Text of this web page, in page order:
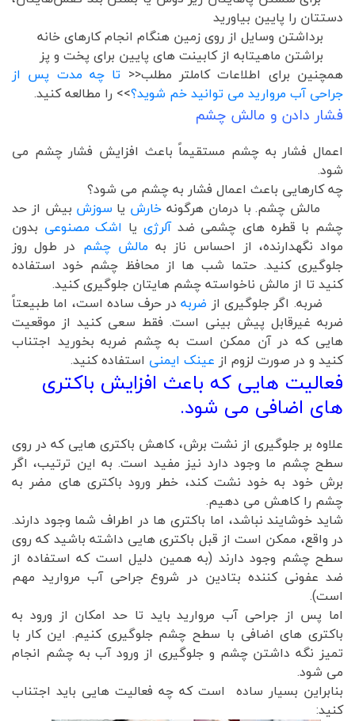
دستتان را پایین بیاورید
برداشتن وسایل از روی زمین هنگام انجام کارهای خانه
براشتن ماهیتابه از کابینت های پایین برای پخت و پز
همچنین برای اطلاعات کاملتر مطلب<< تا چه مدت پس از
جراحی آب مروارید می توانید خم شوید؟>> را مطالعه کنید.
فشار دادن و مالش چشم
اعمال فشار به چشم مستقیماً باعث افزایش فشار چشم می
شود.
چه کارهایی باعث اعمال فشار به چشم می شود؟
مالش چشم. با درمان هرگونه خارش یا سوزش بیش از حد
چشم با قطره های چشمی ضد آلرژی یا اشک مصنوعی بدون
مواد نگهدارنده، از احساس ناز به مالش چشم در طول روز
جلوگیری کنید. حتما شب ها از محافظ چشم خود استفاده
کنید تا از مالش ناخواسته چشم هایتان جلوگیری کنید.
ضربه. اگر جلوگیری از ضربهدر حرف ساده است، اما طبیعتاً
ضربه غیرقابل پیش بینی است. فقط سعی کنید از موقعیت
هایی که در آن ممکن است به چشم ضربه بخورید اجتناب
کنید و در صورت لزوم از عینک ایمنی استفاده کنید.
فعالیت هایی که باعث افزایش باکتری
های اضافی می شود.
علاوه بر جلوگیری از نشت برش، کاهش باکتری هایی که در روی
سطح چشم ما وجود دارد نیز مفید است. به این ترتیب، اگر
برش خود به خود نشت کند، خطر ورود باکتری های مضر به
چشم را کاهش می دهیم.
شاید خوشایند نباشد، اما باکتری ها در اطراف شما وجود دارند.
در واقع، ممکن است از قبل باکتری هایی داشته باشید که روی
سطح چشم وجود دارند (به همین دلیل است که استفاده از
ضد عفونی کننده بتادین در شروع جراحی آب مروارید مهم
است).
اما پس از جراحی آب مروارید باید تا حد امکان از ورود به
باکتری های اضافی با سطح چشم جلوگیری کنیم. این کار با
تمیز نگه داشتن چشم و جلوگیری از ورود آب به چشم انجام
می شود.
بنابراین بسیار ساده است که چه فعالیت هایی باید اجتناب
کنید: